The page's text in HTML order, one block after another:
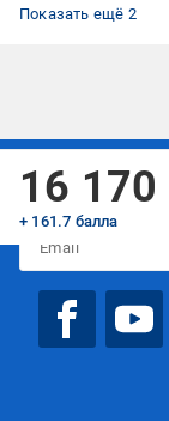
Aqua Rodos тумба
Умывальник с
Показать ещё 2
16 170
+ 161.7 балла